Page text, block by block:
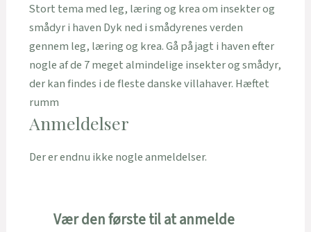
Stort tema med leg, læring og krea om insekter og
smådyr i haven Dyk ned i smådyrenes verden
gennem leg, læring og krea. Gå på jagt i haven efter
nogle af de 7 meget almindelige insekter og smådyr,
der kan findes i de fleste danske villahaver. Hæftet
rumm
Anmeldelser
Der er endnu ikke nogle anmeldelser.
Vær den første til at anmelde